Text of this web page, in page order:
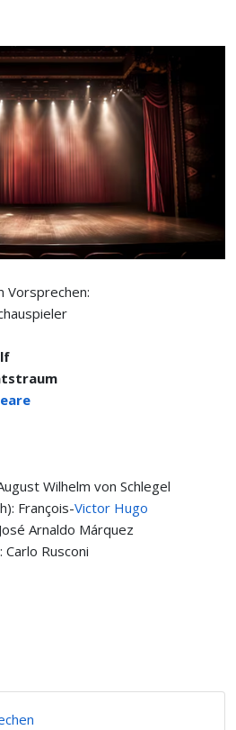
Vorsprechen:
Wilhelm von Schlegel
François-Victor Hugo
Arnaldo Márquez
Rusconi